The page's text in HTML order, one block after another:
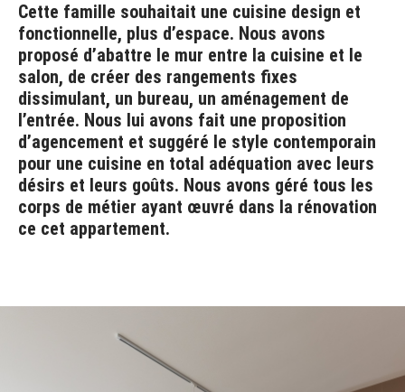
Cette famille souhaitait une cuisine design et
fonctionnelle, plus d’espace. Nous avons
proposé d’abattre le mur entre la cuisine et le
salon, de créer des rangements fixes
dissimulant, un bureau, un aménagement de
l’entrée. Nous lui avons fait une proposition
d’agencement et suggéré le style contemporain
pour une cuisine en total adéquation avec leurs
désirs et leurs goûts. Nous avons géré tous les
corps de métier ayant œuvré dans la rénovation
ce cet appartement.